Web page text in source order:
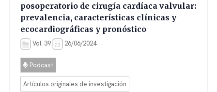
posoperatorio de cirugía cardíaca valvular:
prevalencia, características clínicas y
ecocardiográficas y pronóstico
Vol. 39 26/06/2024
Podcast
Artículos originales de investigación